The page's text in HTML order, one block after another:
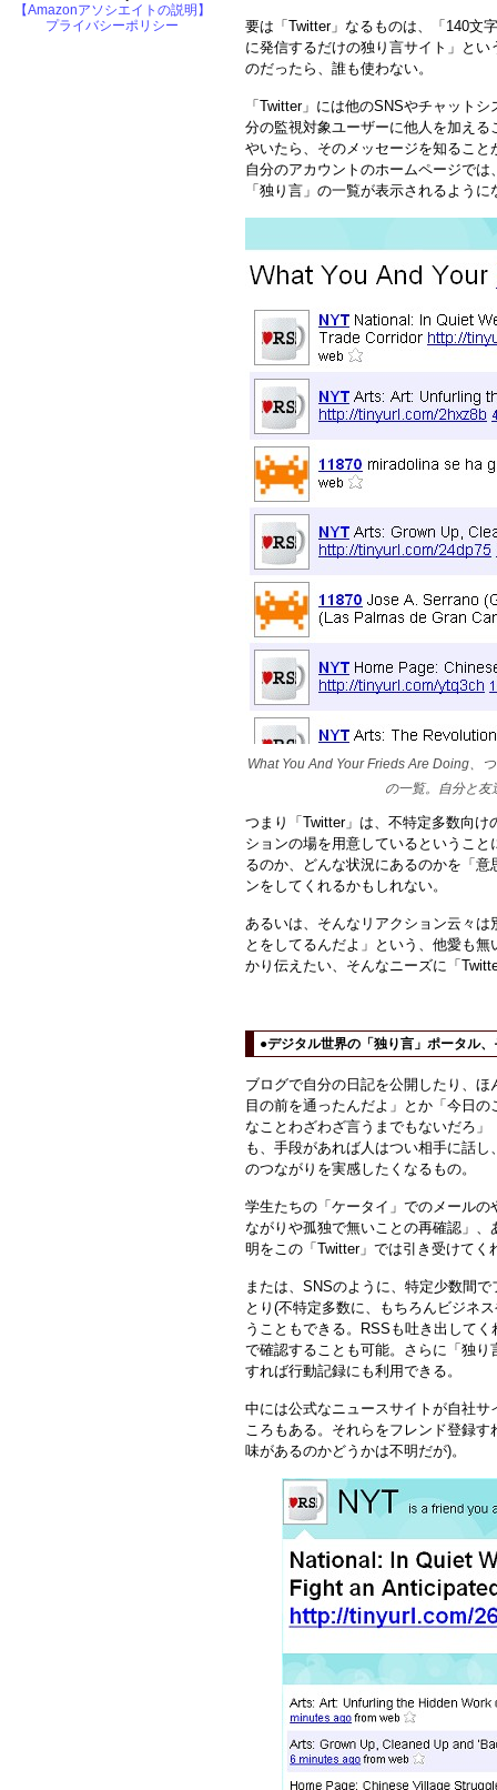
要は「Twitter」なるものは、「140文
に発信するだけの独り言サイト」と
のだったら、誰も使わない。
「Twitter」には他のSNSやチャット
分の監視対象ユーザーに他人を加え
やいたら、そのメッセージを知るこ
自分のアカウントのホームページで
「独り言」の一覧が表示されるように
What You And Your Frieds Are Doing、
の一覧。自分と友
つまり「Twitter」は、不特定多数向
ションの場を用意しているというこ
るのか、どんな状況にあるのかを「
ンをしてくれるかもしれない。
あるいは、そんなリアクション云々
とをしてるんだよ」という、他愛も
かり伝えたい、そんなニーズに「
●デジタル世界の「独り言」ポータル
ブログで自分の日記を公開したり、
目の前を通ったんだよ」とか「今日
なことわざわざ言うまでもないだろ
も、手段があれば人はつい相手に話
のつながりを実感したくなるもの。
学生たちの「ケータイ」でのメール
ながりや孤独で無いことの再確認」
明をこの「Twitter」では引き受けてく
または、SNSのように、特定少数間
とり(不特定多数に、もちろんビジネ
うこともできる。RSSも吐き出して
で確認することも可能。さらに「独
すれば行動記録にも利用できる。
中には公式なニュースサイトが自社
ころもある。それらをフレンド登録
味があるのかどうかは不明だが)。
【Amazonアソシエイトの説明】
プライバシーポリシー